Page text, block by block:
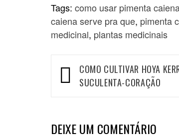
Tags: como usar pimenta
caiena serve pra que, pimenta
medicinal, plantas medicinais
Navegação
de
COMO CULTIVAR HOYA
SUCULENTA-CORAÇÃO
DEIXE UM COMENTÁRIO